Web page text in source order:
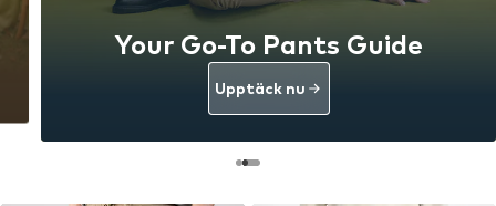
Your Go-To Pants Guide
Upptäck nu